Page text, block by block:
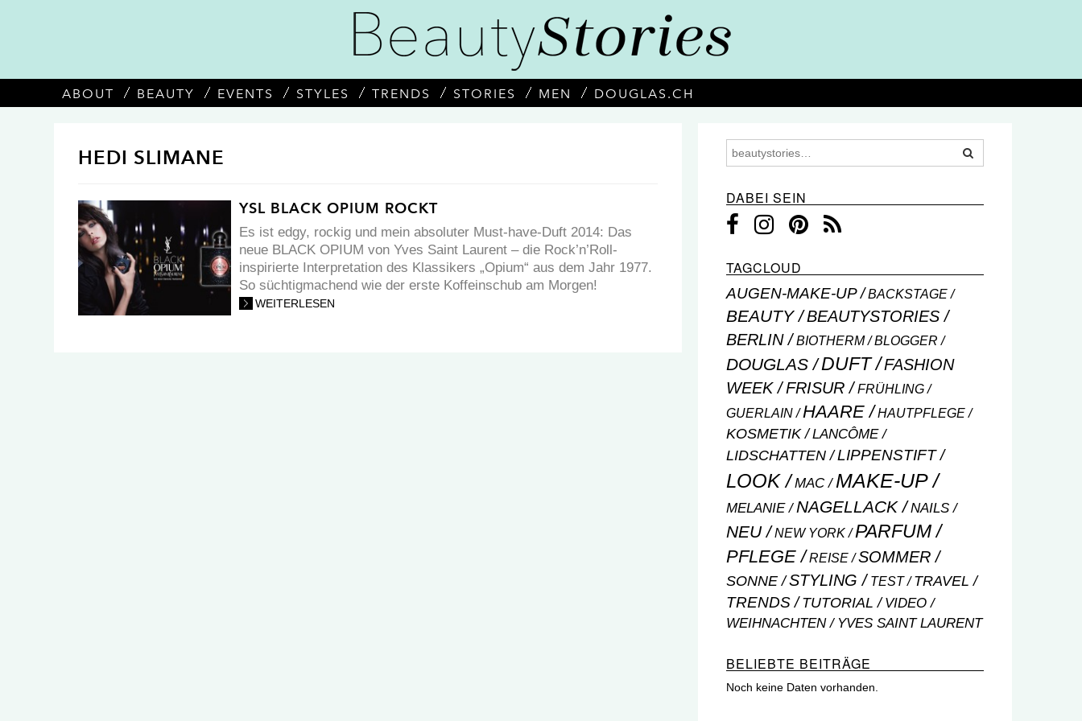
ABOUT BEAUTY EVENTS STYLES TRENDS STORIES MEN DOUGLAS.CH
HEDI SLIMANE
YSL BLACK OPIUM ROCKT
Es ist edgy, rockig und mein absoluter Must-have-Duft 2014: Das
neue BLACK OPIUM von Yves Saint Laurent – die Rock’n’Roll-
inspirierte Interpretation des Klassikers „Opium“ aus dem Jahr 1977.
So süchtigmachend wie der erste Koffeinschub am Morgen!
WEITERLESEN
DABEI SEIN
TAGCLOUD
AUGEN-MAKE-UP BACKSTAGE
BEAUTY
BEAUTYSTORIES
BERLIN
BIOTHERM BLOGGER
DOUGLAS DUFT
FASHION
WEEK
FRISUR FRÜHLING
GUERLAIN HAARE HAUTPFLEGE
KOSMETIK
LANCÔME
LIDSCHATTEN
LIPPENSTIFT
LOOK MAC MAKE-UP
MELANIE NAGELLACK NAILS
NEU NEW YORK PARFUM
PFLEGE REISE SOMMER
SONNE STYLING TEST TRAVEL
TRENDS TUTORIAL VIDEO
WEIHNACHTEN YVES SAINT LAURENT
BELIEBTE BEITRÄGE
Noch keine Daten vorhanden.